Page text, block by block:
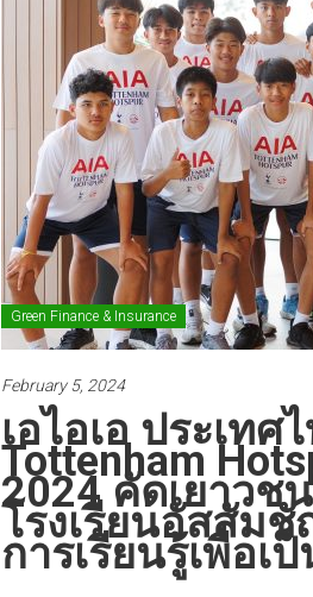
Green Finance & Insurance
February 5, 2024
เอไอเอ ประเท
Tottenham
2024 คัดเยาวช
โรงเรียนอัสสัม
การเรียนรู้เพื่อ